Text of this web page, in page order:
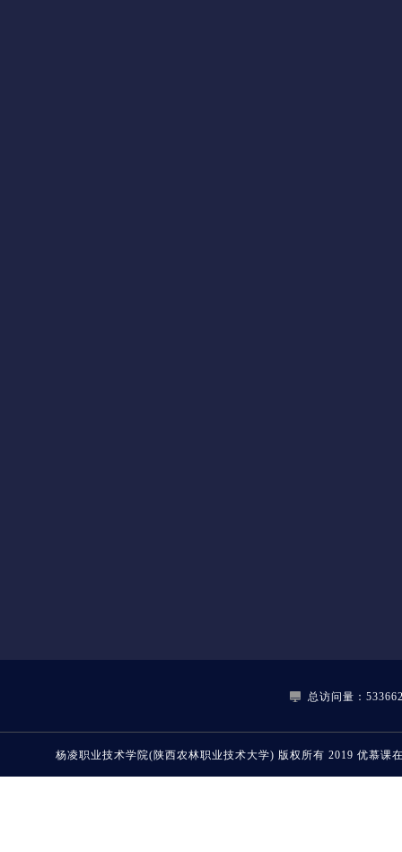
总访问量：
杨凌职业技术学院(陕西农林职业技术大学) 版权所有 2019 优慕课